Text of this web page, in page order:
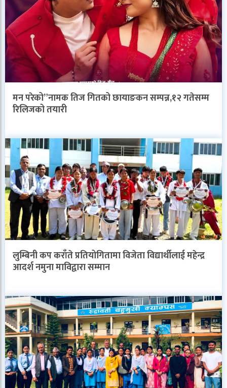
मन परेको”नामक तिज गितको छायाङकन सम्पन्न,१२ गतेसम्म
रिलिजको तयारी
लुम्बिनी कप कराँते प्रतियोगितामा विजेता विद्यार्थीलाई महेन्द्र
आदर्श नमुना माविद्वारा सम्मान